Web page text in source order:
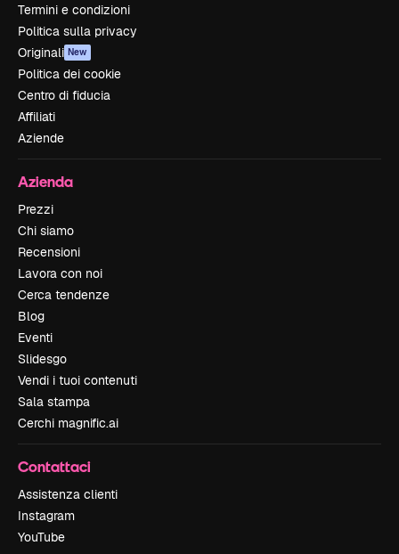
Termini e condizioni
Politica sulla privacy
Originali New
Politica dei cookie
Centro di fiducia
Affiliati
Aziende
Azienda
Prezzi
Chi siamo
Recensioni
Lavora con noi
Cerca tendenze
Blog
Eventi
Slidesgo
Vendi i tuoi contenuti
Sala stampa
Cerchi magnific.ai
Contattaci
Assistenza clienti
Instagram
YouTube